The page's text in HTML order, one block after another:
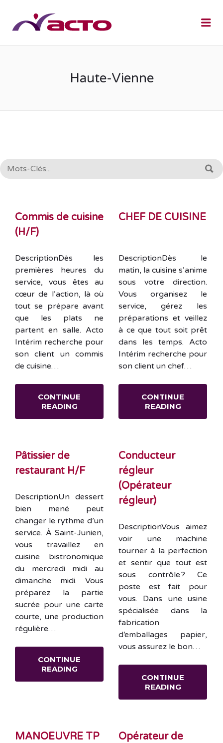
Haute-Vienne
RECHERCHE:
Commis de cuisine
(H/F)
DescriptionDès les
premières heures du
service, vous êtes au
cœur de l’action, là où
tout se prépare avant
que les plats ne
partent en salle. Acto
Intérim recherche pour
son client un commis
de cuisine…
CONTINUE
READING
CHEF DE CUISINE
DescriptionDès le
matin, la cuisine s’anime
sous votre direction.
Vous organisez le
service, gérez les
préparations et veillez
à ce que tout soit prêt
dans les temps. Acto
Intérim recherche pour
son client un chef…
CONTINUE
READING
Pâtissier de
restaurant H/F
DescriptionUn dessert
bien mené peut
changer le rythme d’un
service. À Saint-Junien,
vous travaillez en
cuisine bistronomique
du mercredi midi au
dimanche midi. Vous
préparez la partie
sucrée pour une carte
courte, une production
régulière…
CONTINUE
READING
Conducteur
régleur
(Opérateur
régleur)
DescriptionVous aimez
voir une machine
tourner à la perfection
et sentir que tout est
sous contrôle ? Ce
poste est fait pour
vous. Dans une usine
spécialisée dans la
fabrication
d’emballages papier,
vous assurez le bon…
CONTINUE
READING
MANOEUVRE TP
Opérateur de